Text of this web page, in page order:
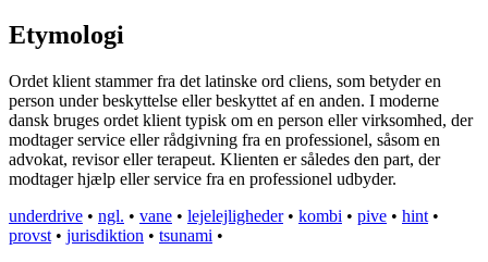
Etymologi
Ordet klient stammer fra det latinske ord cliens, som betyder en
person under beskyttelse eller beskyttet af en anden. I moderne
dansk bruges ordet klient typisk om en person eller virksomhed, der
modtager service eller rådgivning fra en professionel, såsom en
advokat, revisor eller terapeut. Klienten er således den part, der
modtager hjælp eller service fra en professionel udbyder.
underdrive • ngl. • vane • lejelejligheder• kombi • pive • hint •
provst • jurisdiktion • tsunami •